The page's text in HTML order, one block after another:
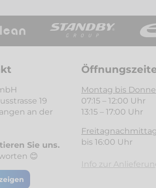
19
an der
Sie uns.
😊
Montag bis
07:15 – 12:00 Uhr
13:15 – 17:00 Uhr
Freitagnachmittag
bis 16:00 Uhr
Info zur